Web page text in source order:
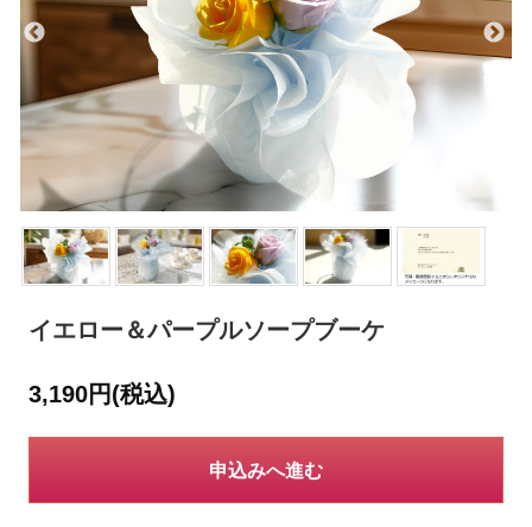
イエロー＆パープルソープブーケ
3,190円(税込)
申込みへ進む